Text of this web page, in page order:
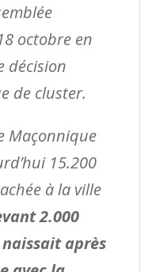
octobre en
décision
de cluster.
Maçonnique
15.200
à la ville
2.000
après